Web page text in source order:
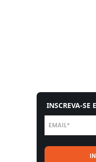
INSCREVA-SE